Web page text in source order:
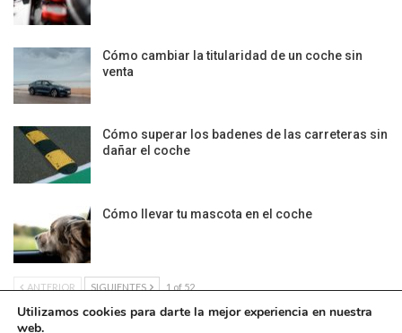
Cómo cambiar la titularidad de un coche sin
venta
Cómo superar los badenes de las carreteras sin
dañar el coche
Cómo llevar tu mascota en el coche
ANTERIOR SIGUIENTES 1 of 52
Utilizamos cookies para darte la mejor experiencia en nuestra
web.